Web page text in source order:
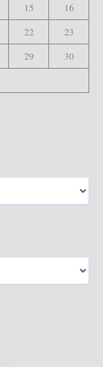
15
16
22
23
29
30